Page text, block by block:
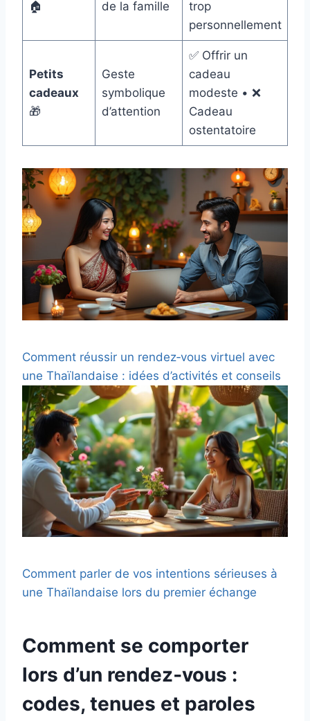
🏠 de la famille
trop
personnellement
Petits
cadeaux
🎁
Geste
symbolique
d’attention
✅ Offrir un
cadeau
modeste • ❌
Cadeau
ostentatoire
Comment réussir un rendez‑vous virtuel avec
une Thaïlandaise : idées d’activités et conseils
Comment parler de vos intentions sérieuses à
une Thaïlandaise lors du premier échange
Comment se comporter
lors d’un rendez‑vous :
codes, tenues et paroles